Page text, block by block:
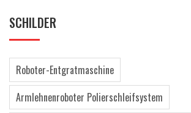
SCHILDER
Roboter-Entgratmaschine
Armlehnenroboter Polierschleifsystem